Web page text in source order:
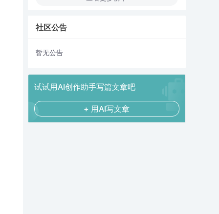
社区公告
暂无公告
试试用AI创作助手写篇文章吧
+ 用AI写文章